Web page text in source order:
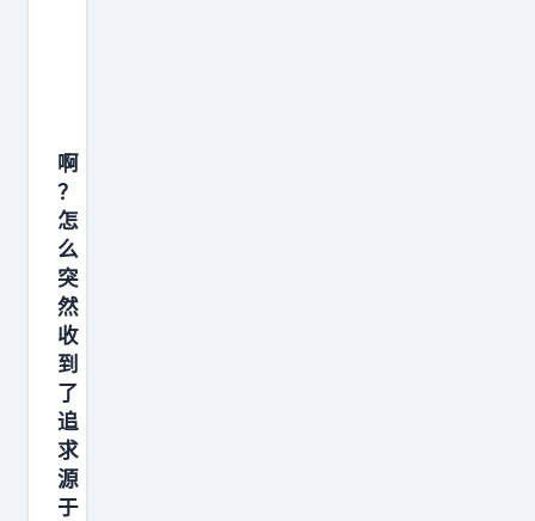
样
，
在
部
署
后
不
断
吸
收
新
始
的
人
，
最
大
的
优
势
不
是
看
好
不
？
魅
族
啊
？
怎
么
突
然
收
到
了
追
求
源
于